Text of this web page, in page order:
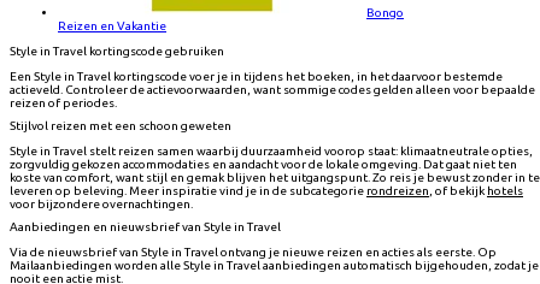
Bongo
Reizen en Vakantie
Style in Travel kortingscode gebruiken
Een Style in Travel kortingscode voer je in tijdens het boeken, in het daarvoor bestemde
actieveld. Controleer de actievoorwaarden, want sommige codes gelden alleen voor bepaalde
reizen of periodes.
Stijlvol reizen met een schoon geweten
Style in Travel stelt reizen samen waarbij duurzaamheid voorop staat: klimaatneutrale opties,
zorgvuldig gekozen accommodaties en aandacht voor de lokale omgeving. Dat gaat niet ten
koste van comfort, want stijl en gemak blijven het uitgangspunt. Zo reis je bewust zonder in te
leveren op beleving. Meer inspiratie vind je in de subcategorie rondreizen , of bekijk hotels
voor bijzondere overnachtingen.
Aanbiedingen en nieuwsbrief van Style in Travel
Via de nieuwsbrief van Style in Travel ontvang je nieuwe reizen en acties als eerste. Op
Mailaanbiedingen worden alle Style in Travel aanbiedingen automatisch bijgehouden, zodat je
nooit een actie mist.